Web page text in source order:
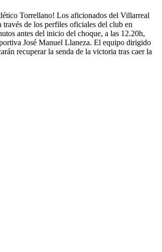
Torrellano! Los aficionados del Villarreal
de los perfiles oficiales del club en
antes del inicio del choque, a las 12.20h,
José Manuel Llaneza. El equipo dirigido
recuperar la senda de la victoria tras caer la